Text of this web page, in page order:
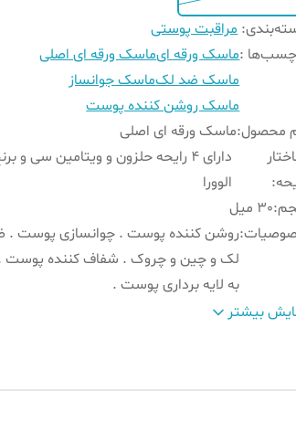
:مراقبت پوستی
:ماسک ورقه ایماسک ورقه ای اصلی
ماسک ضد لکماسک جوانساز
ماسک روشن کننده پوست
محصول:ماسک ورقه ای اصلی
:
دارای 4 رایحه حلزون و ویتامین سی و
الوورا
:30 میل
:روشن کننده پوست . چوانسازی پوست .
لک و چین و چروک . شفاف کننده
به لایه برداری پوست .
انقضا:
2027/03
داخل بسته:هر بسته ده تایی
بیشتر